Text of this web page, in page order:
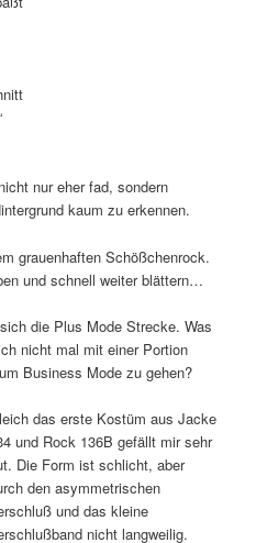
nur eher fad, sondern
kaum zu erkennen.
grauenhaften Schößchenrock.
und schnell weiter blättern…
die Plus Mode Strecke. Was
nicht mal mit einer Portion
Business Mode zu gehen?
das erste Kostüm aus Jacke
und Rock 136B gefällt mir sehr
Die Form ist schlicht, aber
den asymmetrischen
und das kleine
nicht langweilig.